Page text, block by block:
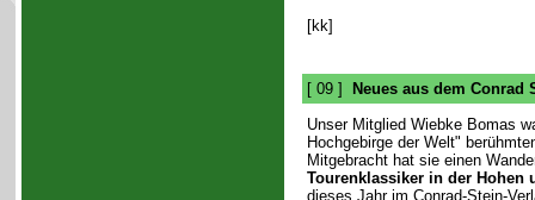
[kk]
[ 09 ]
Neues aus dem Conrad
Unser Mitglied Wiebke Bomas
Hochgebirge der Welt"
Mitgebracht hat sie einen
Tourenklassiker in der Hohen
dieses Jahr im Conrad-Stein-